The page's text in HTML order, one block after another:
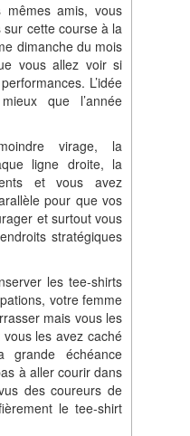
mêmes amis, vous
cette course à la
dimanche du mois
vous allez voir si
L’idée
que l’année
virage, la
ligne droite, la
et vous avez
pour que vos
et surtout vous
stratégiques
les tee-shirts
votre femme
mais vous les
les avez caché
grande échéance
à aller courir dans
des coureurs de
le tee-shirt